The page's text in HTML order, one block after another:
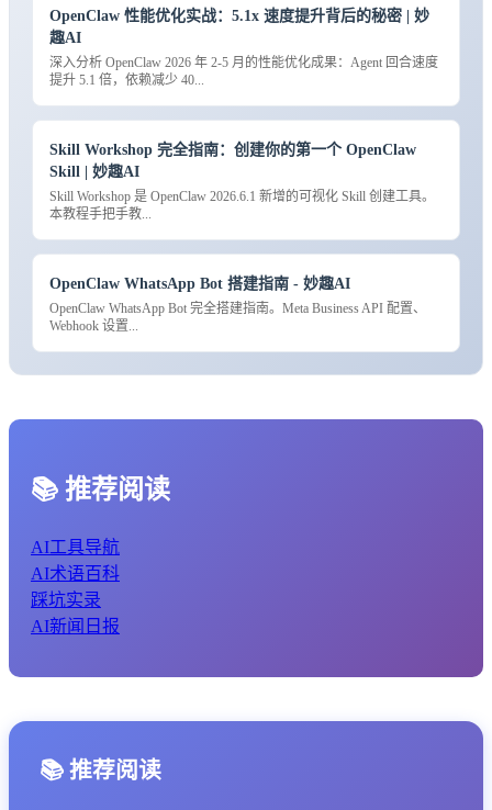
OpenClaw 性能优化实战：5.1x 速度提升背后的秘密 | 妙
趣AI
深入分析 OpenClaw 2026 年 2-5 月的性能优化成果：Agent 回合速度
提升 5.1 倍，依赖减少 40...
Skill Workshop 完全指南：创建你的第一个 OpenClaw
Skill | 妙趣AI
Skill Workshop 是 OpenClaw 2026.6.1 新增的可视化 Skill 创建工具。
本教程手把手教...
OpenClaw WhatsApp Bot 搭建指南 - 妙趣AI
OpenClaw WhatsApp Bot 完全搭建指南。Meta Business API 配置、
Webhook 设置...
📚 推荐阅读
AI工具导航
AI术语百科
踩坑实录
AI新闻日报
📚 推荐阅读